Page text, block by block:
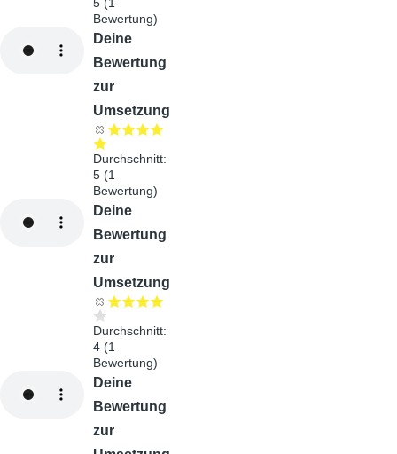
5 (1
Bewertung)
Deine
Bewertung
zur
Umsetzung
Durchschnitt:
5 (1
Bewertung)
Deine
Bewertung
zur
Umsetzung
Durchschnitt:
4 (1
Bewertung)
Deine
Bewertung
zur